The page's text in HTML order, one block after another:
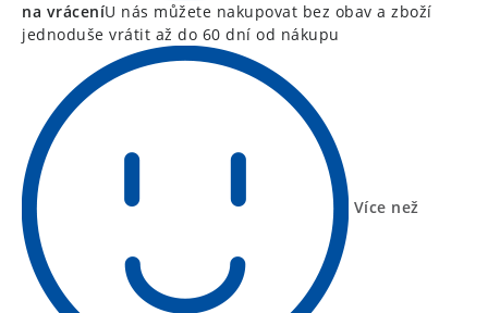
na vráceníU nás můžete nakupovat bez obav a zboží
jednoduše vrátit až do 60 dní od nákupu
Více než